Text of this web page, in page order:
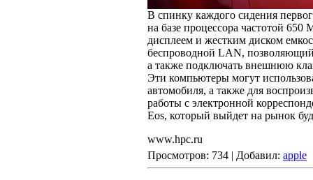
В спинку каждого сидения
на базе процессора частотой
дисплеем и жестким диском
беспроводной LAN,
а также подключать внешнюю
Эти компьютеры могут
автомобиля, а также для
работы с электронной
Eos, который выйдет на рынок
www.hpc.ru
Просмотров: 734 | Добавил: apple